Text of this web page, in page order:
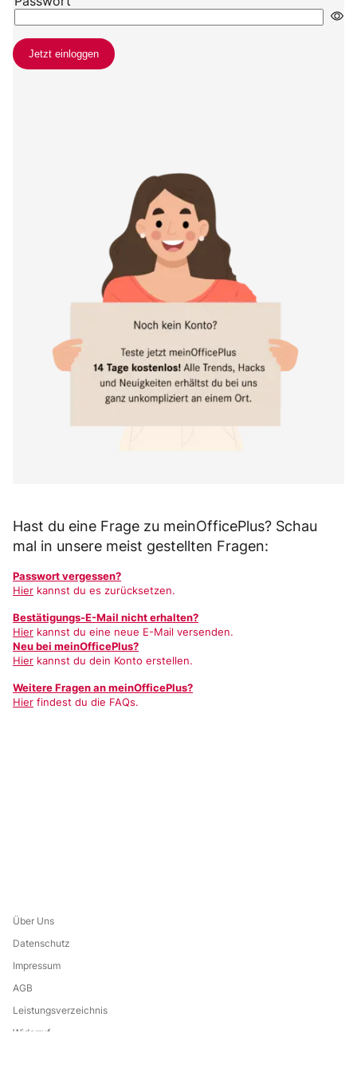
Hast du eine Frage zu meinOfficePlus? Schau
mal in unsere meist gestellten Fragen:
Passwort vergessen?
Hier kannst du es zurücksetzen.
Bestätigungs-E-Mail nicht erhalten?
Hier kannst du eine neue E-Mail versenden.
Neu bei meinOfficePlus?
Hier kannst du dein Konto erstellen.
Weitere Fragen an meinOfficePlus?
Hier findest du die FAQs.
Über Uns
Datenschutz
Impressum
AGB
Leistungsverzeichnis
Widerruf